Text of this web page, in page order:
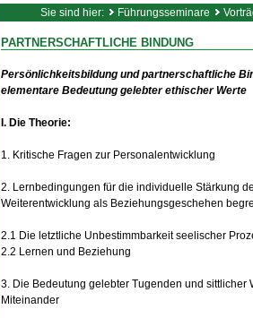
Sie sind hier: Führungsseminare
PARTNERSCHAFTLICHE BINDUNG
Persönlichkeitsbildung und partnerschaftliche
elementare Bedeutung gelebter ethischer Werte
I. Die Theorie:
1. Kritische Fragen zur Personalentwicklung
2. Lernbedingungen für die individuelle Stärkung
Weiterentwicklung als Beziehungsgeschehen
2.1 Die letztliche Unbestimmbarkeit seelischer
2.2 Lernen und Beziehung
3. Die Bedeutung gelebter Tugenden und sittlicher
Miteinander